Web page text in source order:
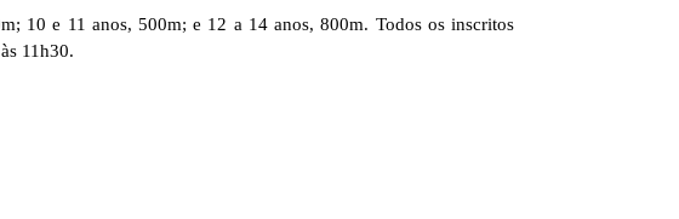
10 e 11 anos, 500m; e 12 a 14 anos, 800m. Todos os inscritos
11h30.